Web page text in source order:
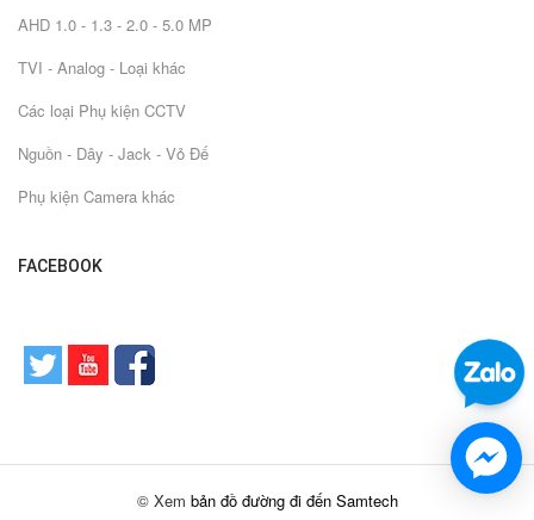
AHD 1.0 - 1.3 - 2.0 - 5.0 MP
TVI - Analog - Loại khác
Các loại Phụ kiện CCTV
Nguồn - Dây - Jack - Vỏ Đế
Phụ kiện Camera khác
FACEBOOK
© Xem bản đồ đường đi đến Samtech